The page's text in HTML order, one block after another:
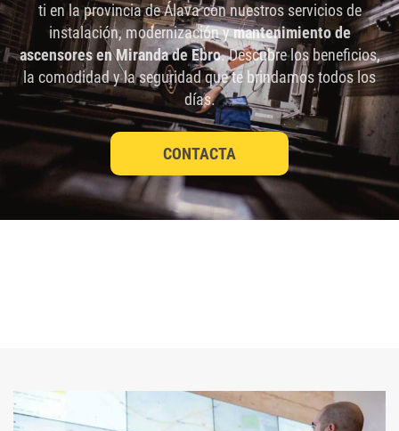
ti en la provincia de Álava con nuestros servicios de
instalación, modernización ymantenimiento de
ascensores en Miranda de Ebro. Descubre los beneficios,
la comodidad y la seguridad que te brindamos todos los
días.
CONTACTA